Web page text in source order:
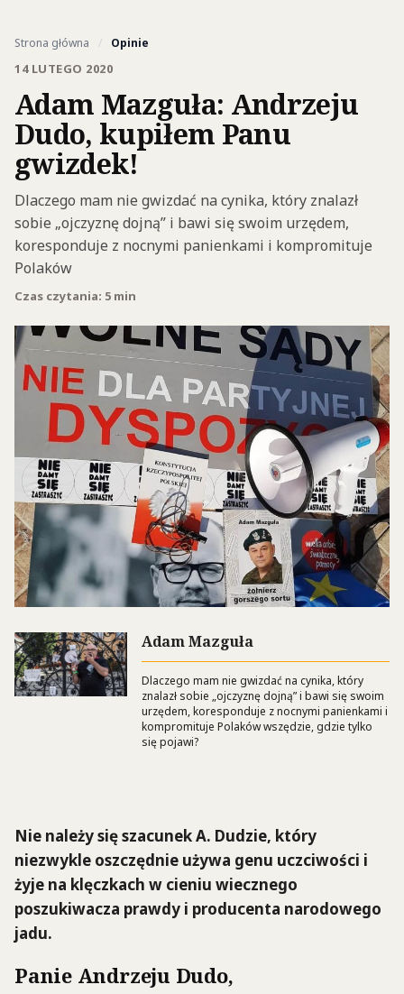
Strona główna / Opinie
14 LUTEGO 2020
Adam Mazguła: Andrzeju
Dudo, kupiłem Panu
gwizdek!
Dlaczego mam nie gwizdać na cynika, który znalazł
sobie „ojczyznę dojną” i bawi się swoim urzędem,
koresponduje z nocnymi panienkami i kompromituje
Polaków
Czas czytania: 5 min
Adam Mazguła
Dlaczego mam nie gwizdać na cynika, który
znalazł sobie „ojczyznę dojną” i bawi się swoim
urzędem, koresponduje z nocnymi panienkami i
kompromituje Polaków wszędzie, gdzie tylko
się pojawi?
Nie należy się szacunek A. Dudzie, który
niezwykle oszczędnie używa genu uczciwości i
żyje na klęczkach w cieniu wiecznego
poszukiwacza prawdy i producenta narodowego
jadu.
Panie Andrzeju Dudo,